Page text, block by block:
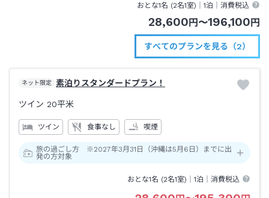
おとな1名 (2名1室)｜1泊 ｜消費税込
28,600円〜196,100円
すべてのプランを見る（2）
ネット限定 素泊りスタンダードプラン！
ツイン 20平米
ツイン 食事なし 喫煙
旅の過ごし方 ※2027年3月31日（沖縄は5月6日）までに出
発の方対象
おとな1名 (2名1室)｜1泊 ｜消費税込